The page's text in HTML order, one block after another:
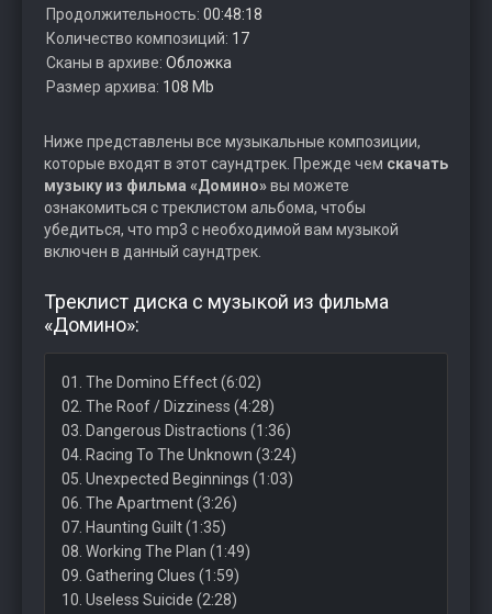
Продолжительность: 00:48:18
Количество композиций: 17
Сканы в архиве: Обложка
Размер архива: 108 Mb
Ниже представлены все музыкальные композиции,
которые входят в этот саундтрек. Прежде чем скачать
музыку из фильма «Домино»вы можете
ознакомиться с треклистом альбома, чтобы
убедиться, что mp3 с необходимой вам музыкой
включен в данный саундтрек.
Треклист диска с музыкой из фильма
«Домино»:
01. The Domino Effect (6:02)
02. The Roof / Dizziness (4:28)
03. Dangerous Distractions (1:36)
04. Racing To The Unknown (3:24)
05. Unexpected Beginnings (1:03)
06. The Apartment (3:26)
07. Haunting Guilt (1:35)
08. Working The Plan (1:49)
09. Gathering Clues (1:59)
10. Useless Suicide (2:28)